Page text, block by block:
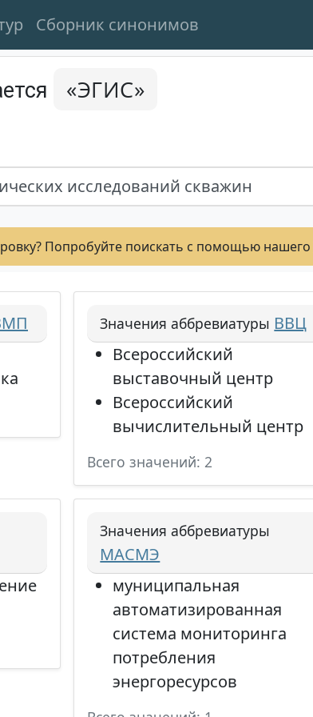
Сборник синонимов
«ЭГИС»
исследований скважин
Попробуйте поискать с помощью нашего
Значения аббревиатуры ВВЦ
Всероссийский
выставочный центр
Всероссийский
вычислительный центр
Всего значений: 2
Значения аббревиатуры
МАСМЭ
муниципальная
автоматизированная
система мониторинга
потребления
энергоресурсов